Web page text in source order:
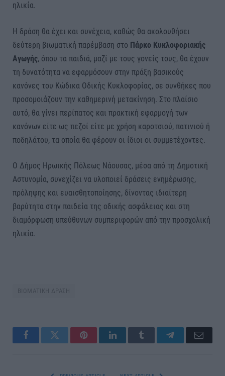
ηλικία.
Η δράση θα έχει και συνέχεια, καθώς θα ακολουθήσει
δεύτερη βιωματική παρέμβαση στο Πάρκο Κυκλοφοριακής
Αγωγής, όπου τα παιδιά, μαζί με τους γονείς τους, θα έχουν
τη δυνατότητα να εφαρμόσουν στην πράξη βασικούς
κανόνες του Κώδικα Οδικής Κυκλοφορίας, σε συνθήκες που
προσομοιάζουν την καθημερινή μετακίνηση. Στο πλαίσιο
αυτό, θα γίνει περίπατος και πρακτική εφαρμογή των
κανόνων είτε ως πεζοί είτε με χρήση καροτσιού, πατινιού ή
ποδηλάτου, τα οποία θα φέρουν οι ίδιοι οι συμμετέχοντες.
Ο Δήμος Ηρωικής Πόλεως Νάουσας, μέσα από τη Δημοτική
Αστυνομία, συνεχίζει να υλοποιεί δράσεις ενημέρωσης,
πρόληψης και ευαισθητοποίησης, δίνοντας ιδιαίτερη
βαρύτητα στην παιδεία της οδικής ασφάλειας και στη
διαμόρφωση υπεύθυνων συμπεριφορών από την προσχολική
ηλικία.
ΒΙΩΜΑΤΙΚΗ ΔΡΑΣΗ
FacebookTwitter PinterestLinkedInTumblr TelegramEmail